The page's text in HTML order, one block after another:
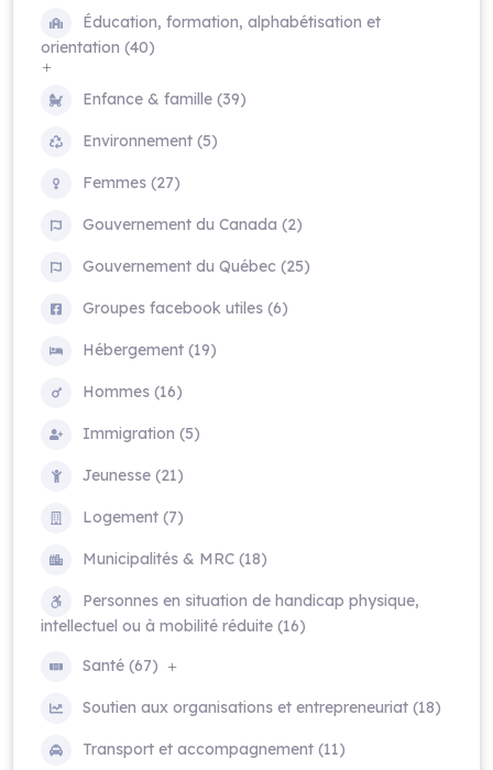
Éducation, formation, alphabétisation et
orientation (40)
Enfance & famille (39)
Environnement (5)
Femmes (27)
Gouvernement du Canada (2)
Gouvernement du Québec (25)
Groupes facebook utiles (6)
Hébergement (19)
Hommes (16)
Immigration (5)
Jeunesse (21)
Logement (7)
Municipalités & MRC (18)
Personnes en situation de handicap physique,
intellectuel ou à mobilité réduite (16)
Santé (67)
Soutien aux organisations et entrepreneuriat (18)
Transport et accompagnement (11)